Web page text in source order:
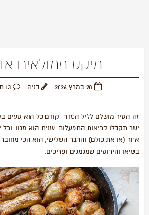
מיקס ממולאים
דניה 13 תגובות
זה הסיר מושלם לליל הסדר- קודם כל הוא טעים
ישר תקבלו קריאות התפעלות. שנית הוא מגוון וכל
אחר (או את כולם) והדבר השלישי, הוא הכי
בשיאו והירוקים שמנמנים ופריכים.